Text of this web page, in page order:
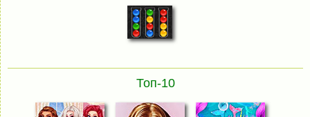
Топ-10